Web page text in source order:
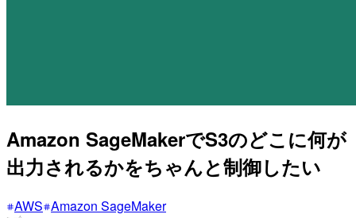
Amazon SageMakerでS3のどこに何が
出力されるかをちゃんと制御したい
AWS Amazon SageMaker